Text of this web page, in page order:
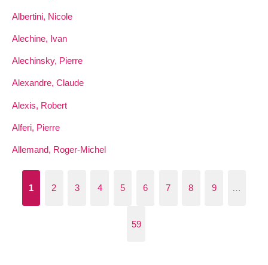
Albertini, Nicole
Alechine, Ivan
Alechinsky, Pierre
Alexandre, Claude
Alexis, Robert
Alferi, Pierre
Allemand, Roger-Michel
1 2 3 4 5 6 7 8 9 …
59